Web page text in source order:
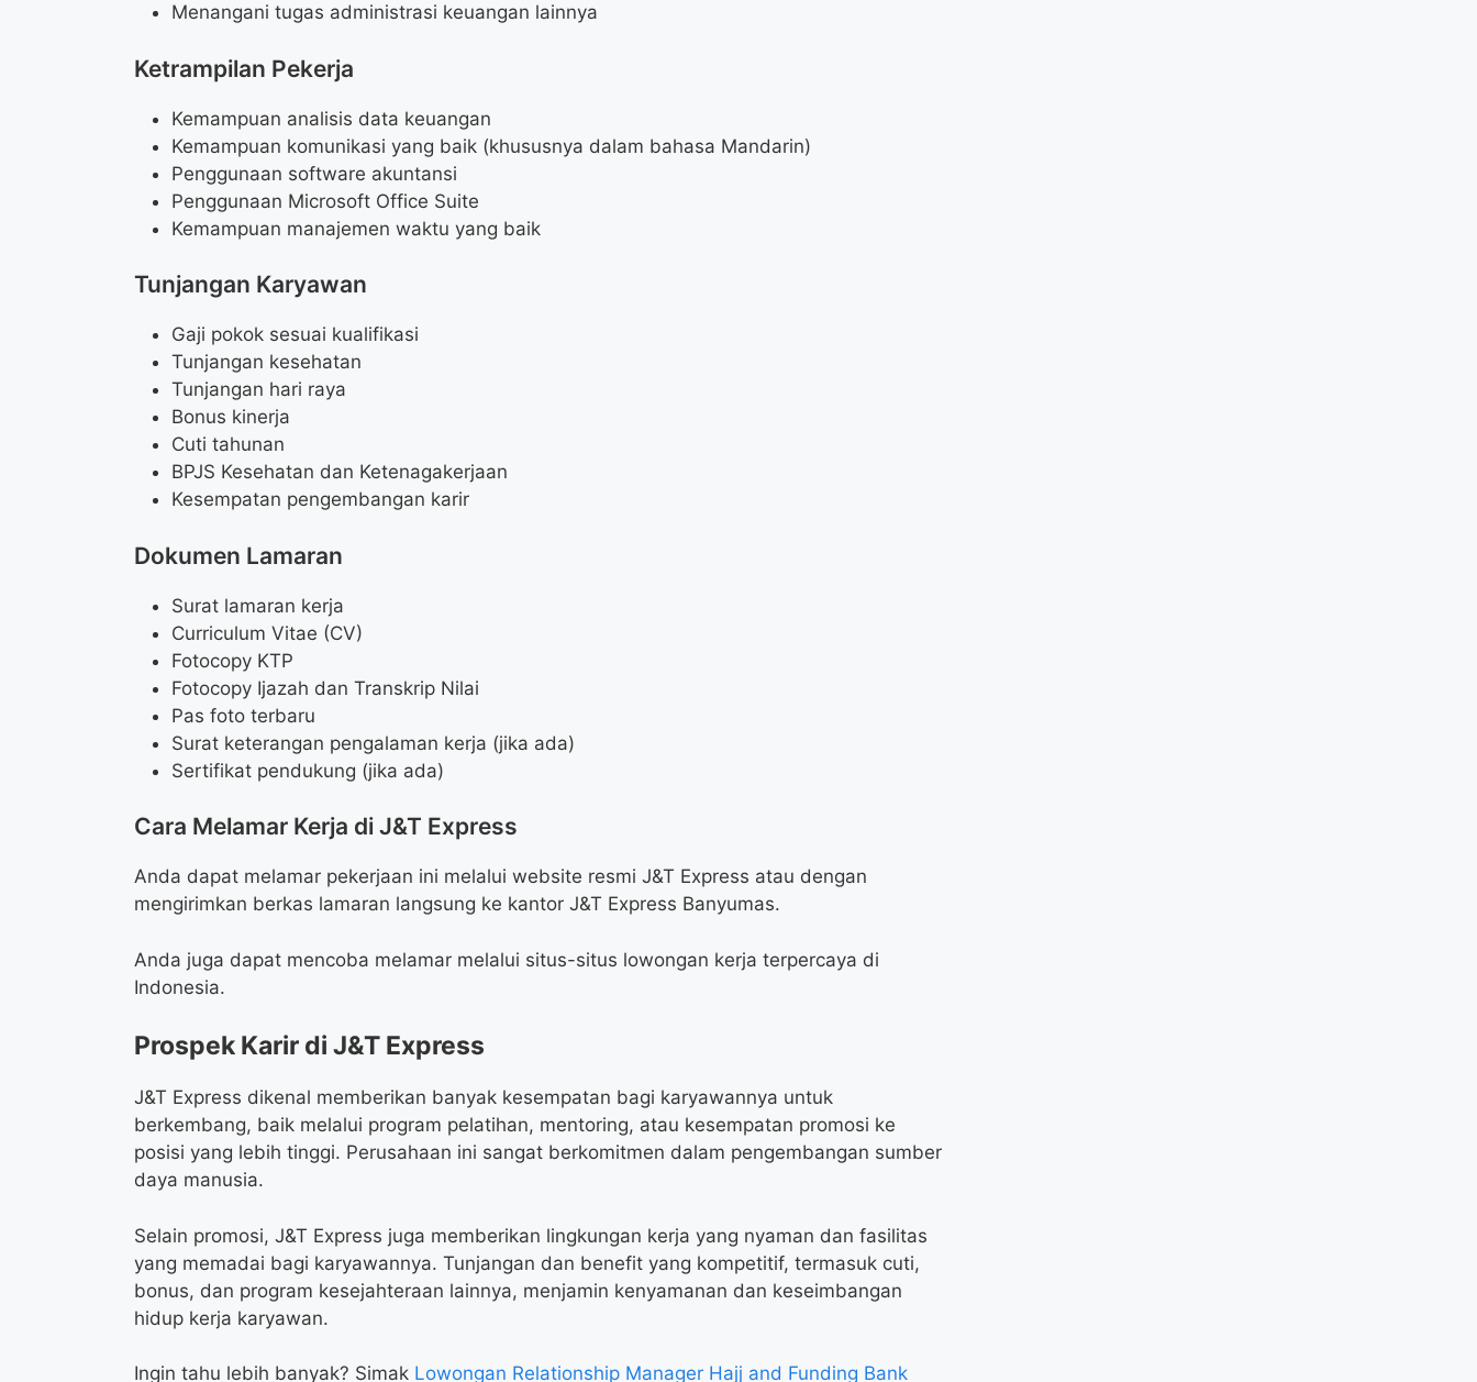
Menangani tugas administrasi keuangan lainnya
Ketrampilan Pekerja
Kemampuan analisis data keuangan
Kemampuan komunikasi yang baik (khususnya dalam bahasa Mandarin)
Penggunaan software akuntansi
Penggunaan Microsoft Office Suite
Kemampuan manajemen waktu yang baik
Tunjangan Karyawan
Gaji pokok sesuai kualifikasi
Tunjangan kesehatan
Tunjangan hari raya
Bonus kinerja
Cuti tahunan
BPJS Kesehatan dan Ketenagakerjaan
Kesempatan pengembangan karir
Dokumen Lamaran
Surat lamaran kerja
Curriculum Vitae (CV)
Fotocopy KTP
Fotocopy Ijazah dan Transkrip Nilai
Pas foto terbaru
Surat keterangan pengalaman kerja (jika ada)
Sertifikat pendukung (jika ada)
Cara Melamar Kerja di J&T Express
Anda dapat melamar pekerjaan ini melalui website resmi J&T Express atau dengan
mengirimkan berkas lamaran langsung ke kantor J&T Express Banyumas.
Anda juga dapat mencoba melamar melalui situs-situs lowongan kerja terpercaya di
Indonesia.
Prospek Karir di J&T Express
J&T Express dikenal memberikan banyak kesempatan bagi karyawannya untuk
berkembang, baik melalui program pelatihan, mentoring, atau kesempatan promosi ke
posisi yang lebih tinggi. Perusahaan ini sangat berkomitmen dalam pengembangan sumber
daya manusia.
Selain promosi, J&T Express juga memberikan lingkungan kerja yang nyaman dan fasilitas
yang memadai bagi karyawannya. Tunjangan dan benefit yang kompetitif, termasuk cuti,
bonus, dan program kesejahteraan lainnya, menjamin kenyamanan dan keseimbangan
hidup kerja karyawan.
Ingin tahu lebih banyak? Simak Lowongan Relationship Manager Hajj and Funding Bank